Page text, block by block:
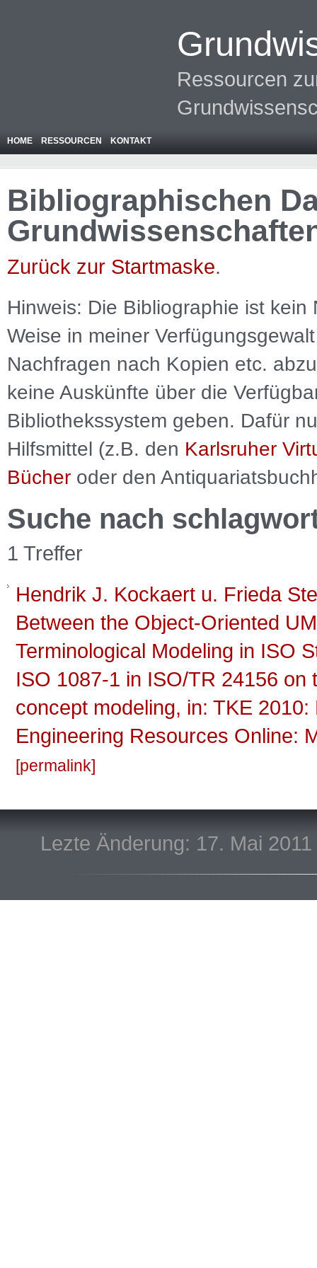
Ressourcen
HOME RESSOURCEN KONTAKT
Bibliographischen
Zurück zur Startmaske.
Hinweis: Die Bibliographie ist kein
Weise in meiner
Nachfragen nach Kopien etc.
keine Auskünfte über die
Bibliothekssystem geben. Dafür
Hilfsmittel (z.B. den Karlsruher
Bücher oder den
Suche nach
1 Treffer
Hendrik J. Kockaert u. Frieda
Between the Object-Oriented
Terminological Modeling in ISO
ISO 1087-1 in ISO/TR 24156
concept modeling, in: TKE
Engineering Resources Online:
permalink
Lezte Änderung: 17. Mai